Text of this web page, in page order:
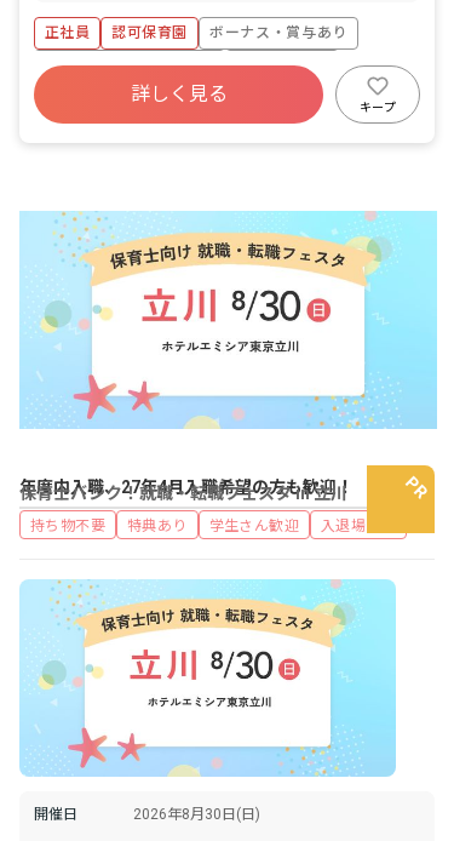
・食事・睡眠・排泄・清潔・衣類の着脱
等 ・集団生活を通じた社会性の装着 ・
行事の計画・実行、お知らせの作成
正社員 認可保育園
ボーナス・賞与あり
寮・住宅・家賃補助あり
社会保険完備
福利厚生充実
退職金制度
詳しく見る
キープ
保育士バンク！就職・転職フェスタ in 立川
年度内入職、27年4月入職希望の方も歓迎！
持ち物不要 特典あり 学生さん歓迎 入退場自由
開催日 2026年8月30日(日)